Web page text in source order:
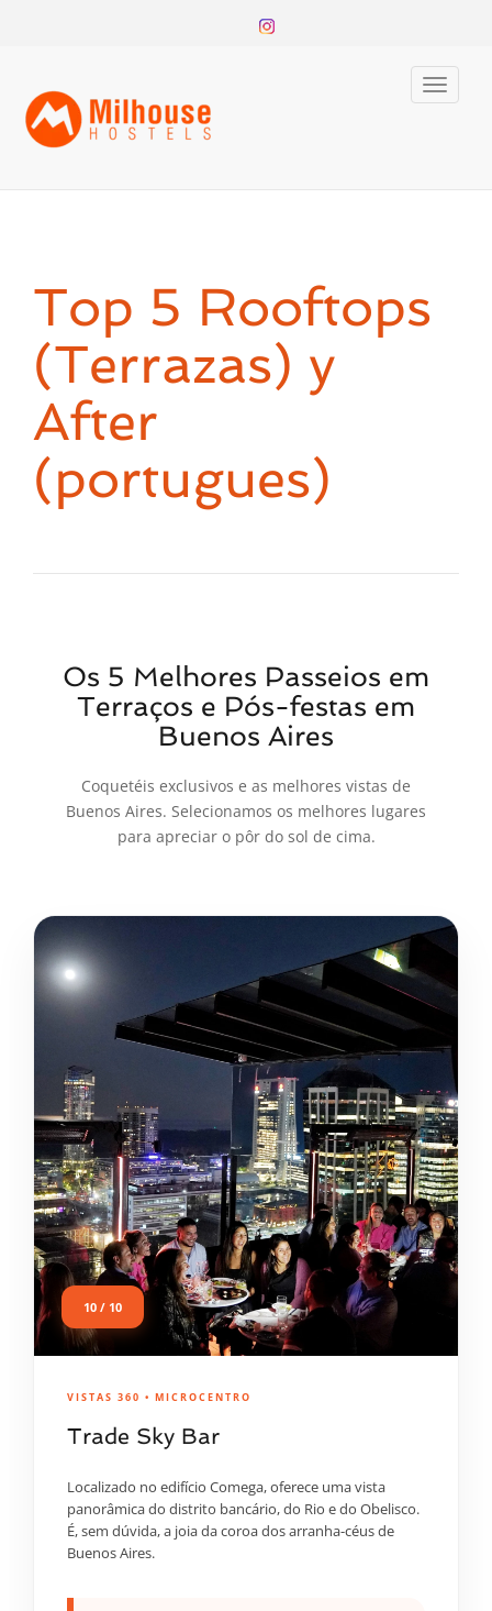
Toggle
Top 5 Rooftops
(Terrazas) y
After
(portugues)
Os 5 Melhores Passeios em
Terraços e Pós-festas em
Buenos Aires
Coquetéis exclusivos e as melhores vistas de
Buenos Aires. Selecionamos os melhores lugares
para apreciar o pôr do sol de cima.
10 / 10
VISTAS 360 • MICROCENTRO
Trade Sky Bar
Localizado no edifício Comega, oferece uma vista
panorâmica do distrito bancário, do Rio e do Obelisco.
É, sem dúvida, a joia da coroa dos arranha-céus de
Buenos Aires.